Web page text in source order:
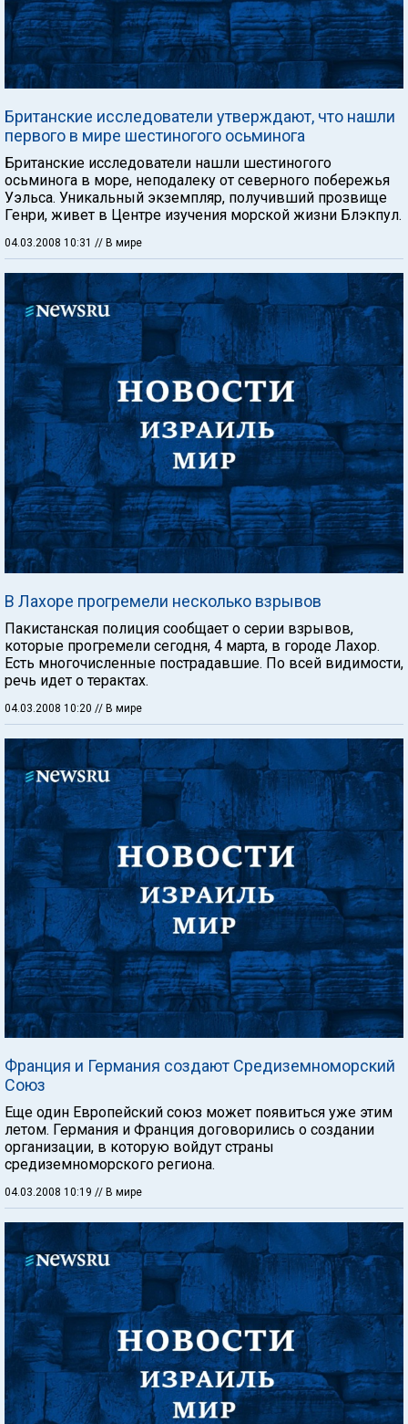
Британские исследователи утверждают, что нашли
первого в мире шестиногого осьминога
Британские исследователи нашли шестиногого
осьминога в море, неподалеку от северного побережья
Уэльса. Уникальный экземпляр, получивший прозвище
Генри, живет в Центре изучения морской жизни Блэкпул.
04.03.2008 10:31 // В мире
В Лахоре прогремели несколько взрывов
Пакистанская полиция сообщает о серии взрывов,
которые прогремели сегодня, 4 марта, в городе Лахор.
Есть многочисленные пострадавшие. По всей видимости,
речь идет о терактах.
04.03.2008 10:20 // В мире
Франция и Германия создают Средиземноморский
Союз
Еще один Европейский союз может появиться уже этим
летом. Германия и Франция договорились о создании
организации, в которую войдут страны
средиземноморского региона.
04.03.2008 10:19 // В мире